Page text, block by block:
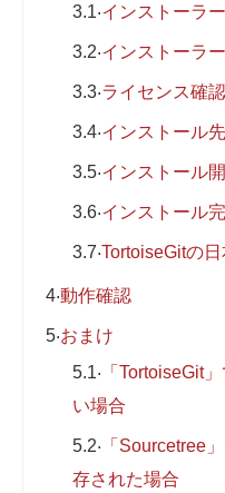
3.1インストーラ
3.2インストーラ
3.3ライセンス確認
3.4インストール
3.5インストール
3.6インストール
3.7TortoiseGitの
4動作確認
5おまけ
5.1「TortoiseGit
い場合
5.2「Sourcetree
存された場合